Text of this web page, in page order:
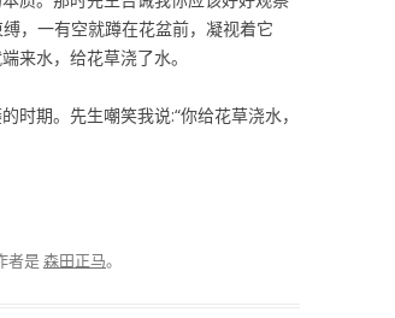
，一有空就蹲在花盆前，凝视着它
来水，给花草浇了水。
期。先生嘲笑我说:“你给花草浇水，
者是森田正马。